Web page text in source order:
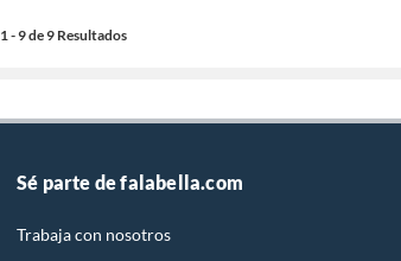
1 - 9 de 9 Resultados
Sé parte de falabella.com
Trabaja con nosotros